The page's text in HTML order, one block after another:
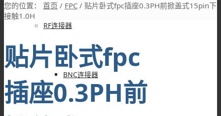
RF连接器
BNC连接器
您的位置： 首页 / FPC / 贴片卧式fpc插座0.3PH前掀盖式15pin下
接触1.0H
贴片卧式fpc
插座0.3PH前